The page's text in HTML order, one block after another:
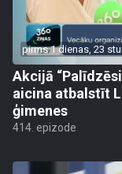
pirms 1 dienas, 23
Akcijā
aicina atbalstīt
ģimenes
414. epizode